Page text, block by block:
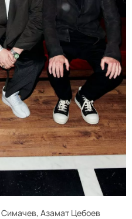
Азамат Цебоев